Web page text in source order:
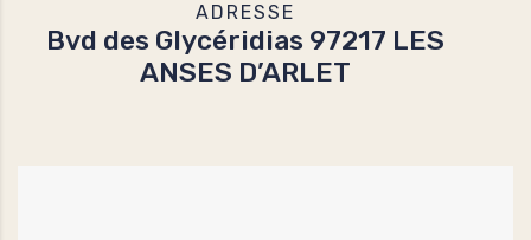
ADRESSE
Bvd des Glycéridias 97217 LES
ANSES D’ARLET